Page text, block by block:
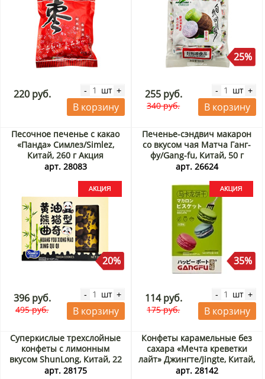
220 руб. - шт +
В корзину
25%
255 руб.
340 руб.
- шт +
В корзину
Песочное печенье с какао
«Панда» Симлез/Simlez,
Китай, 260 г Акция
арт. 28083
20%
396 руб.
495 руб.
- шт +
В корзину
Печенье-сэндвич макарон
со вкусом чая Матча Ганг-
фу/Gang-fu, Китай, 50 г
Акция
арт. 26624
35%
114 руб.
175 руб.
- шт +
В корзину
Суперкислые трехслойные
конфеты с лимонным
вкусом ShunLong, Китай, 22
г
арт. 28175
Конфеты карамельные без
сахара «Мечта креветки
лайт» Джингте/Jingte, Китай,
308 г Акция
арт. 28142